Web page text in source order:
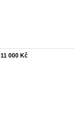
11 000 Kč